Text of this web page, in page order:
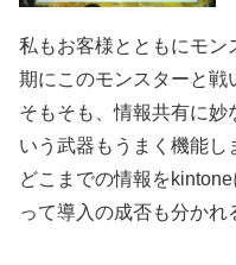
私もお客様とともにモン
期にこのモンスターと戦
そもそも、情報共有に妙
いう武器もうまく機能し
どこまでの情報を
って導入の成否も分かれ